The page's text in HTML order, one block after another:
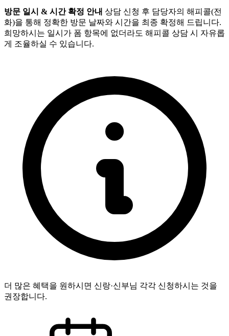
방문 일시 & 시간 확정 안내 상담 신청 후 담당자의 해피콜(전
화)을 통해 정확한 방문 날짜와 시간을 최종 확정해 드립니다.
희망하시는 일시가 폼 항목에 없더라도 해피콜 상담 시 자유롭
게 조율하실 수 있습니다.
더 많은 혜택을 원하시면 신랑·신부님 각각 신청하시는 것을
권장합니다.